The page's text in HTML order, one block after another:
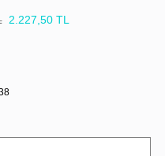
2.227,50 TL